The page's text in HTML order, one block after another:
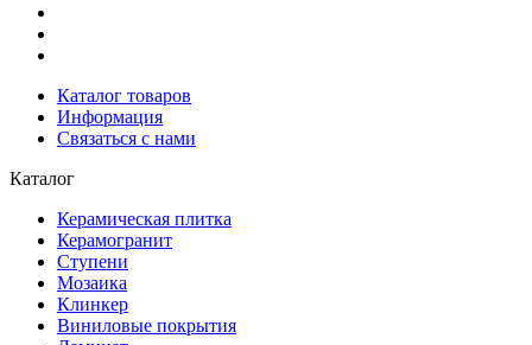
Каталог товаров
Информация
Связаться с нами
Каталог
Керамическая плитка
Керамогранит
Ступени
Мозаика
Клинкер
Виниловые покрытия